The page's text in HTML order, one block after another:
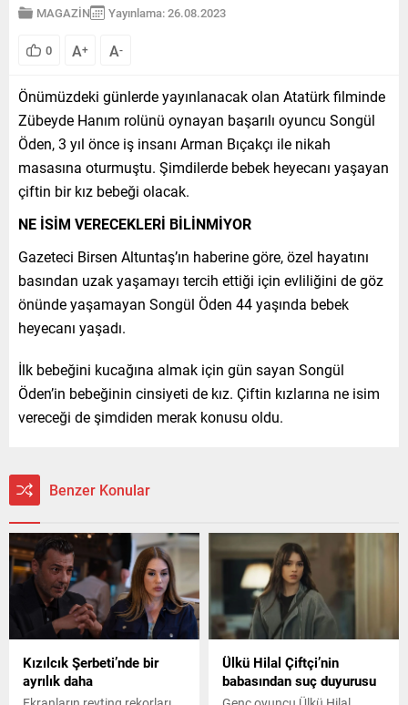
MAGAZİN Yayınlama: 26.08.2023
0 A+ A-
Önümüzdeki günlerde yayınlanacak olan Atatürk filminde
Zübeyde Hanım rolünü oynayan başarılı oyuncu Songül
Öden, 3 yıl önce iş insanı Arman Bıçakçı ile nikah
masasına oturmuştu. Şimdilerde bebek heyecanı yaşayan
çiftin bir kız bebeği olacak.
NE İSİM VERECEKLERİ BİLİNMİYOR
Gazeteci Birsen Altuntaş’ın haberine göre, özel hayatını
basından uzak yaşamayı tercih ettiği için evliliğini de göz
önünde yaşamayan Songül Öden 44 yaşında bebek
heyecanı yaşadı.
İlk bebeğini kucağına almak için gün sayan Songül
Öden’in bebeğinin cinsiyeti de kız. Çiftin kızlarına ne isim
vereceği de şimdiden merak konusu oldu.
Benzer Konular
Kızılcık Şerbeti’nde bir
ayrılık daha
Ülkü Hilal Çiftçi’nin
babasından suç duyurusu